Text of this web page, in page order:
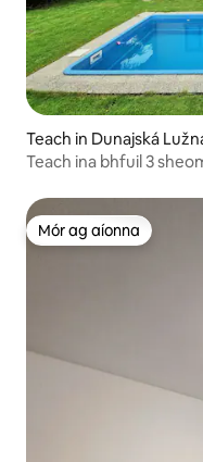
Teach in Dunajská
Teach ina bhfuil 3
Mór ag aíonna
Mór ag aíonna